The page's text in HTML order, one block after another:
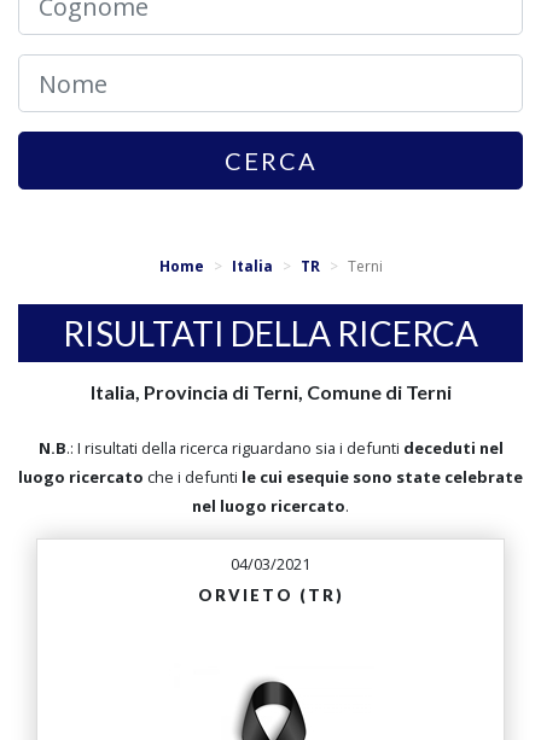
CERCA
Home Italia TR Terni
RISULTATI DELLA RICERCA
Italia, Provincia di Terni, Comune di Terni
N.B.: I risultati della ricerca riguardano sia i defunti deceduti nel
luogo ricercato che i defunti le cui esequie sono state celebrate
nel luogo ricercato.
04/03/2021
ORVIETO (TR)